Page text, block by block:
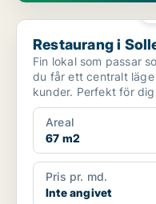
Restaurang i Sollefteå
Restaurang i
Fin lokal som passar
du får ett centralt
kunder. Perfekt
Areal
67 m2
Pris pr. md.
Inte angivet